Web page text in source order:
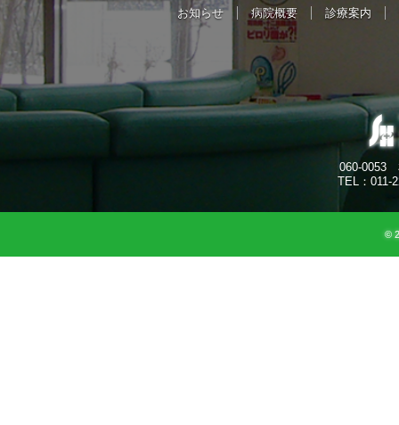
お知らせ 病院概要 診療案内
060-0053
TEL：011-
©